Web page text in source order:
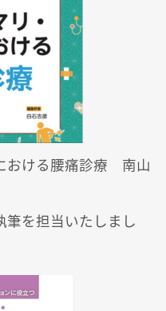
おける腰痛診療 南山
を担当いたしまし